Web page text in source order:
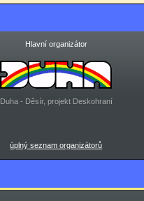
Hlavní organizátor
Duha - Děsír, projekt Deskohraní
úplný seznam organizátorů